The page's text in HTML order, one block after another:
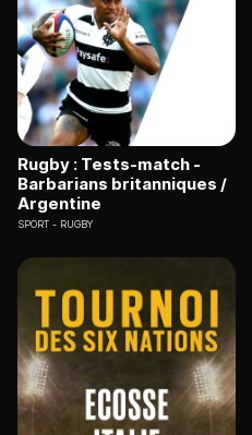
Rugby : Tests-match -
Barbarians britanniques /
Argentine
SPORT RUGBY